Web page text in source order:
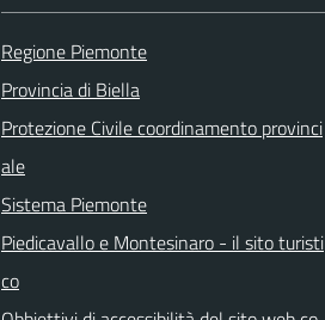
Regione Piemonte
Provincia di Biella
Protezione Civile coordinamento provinci
ale
Sistema Piemonte
Piedicavallo e Montesinaro - il sito turisti
co